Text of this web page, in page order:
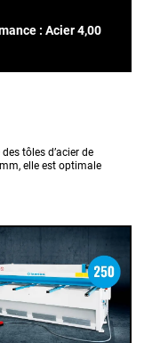
: Acier 4,00
tôles d’acier de
elle est optimale